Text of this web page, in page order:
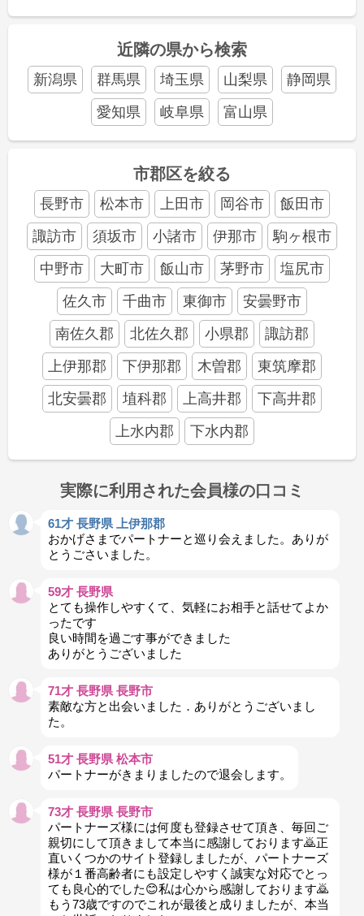
近隣の県から検索
新潟県 群馬県 埼玉県 山梨県
静岡県
愛知県
岐阜県 富山県
市郡区を絞る
長野市 松本市 上田市 岡谷市
飯田市
諏訪市
須坂市 小諸市 伊那市
駒ヶ根市
中野市
大町市 飯山市 茅野市
塩尻市
佐久市
千曲市 東御市
安曇野市
南佐久郡
北佐久郡 小県郡
諏訪郡
上伊那郡
下伊那郡 木曽郡
東筑摩郡
北安曇郡
埴科郡 上高井郡
下高井郡
上水内郡
下水内郡
実際に利用された会員様の口コミ
61才 長野県 上伊那郡
おかげさまでパートナーと巡り会えました。ありが
とうごさいました。
59才 長野県
とても操作しやすくて、気軽にお相手と話せてよか
ったです
良い時間を過ごす事ができました
ありがとうございました
71才 長野県 長野市
素敵な方と出会いました．ありがとうございまし
た。
51才 長野県 松本市
パートナーがきまりましたので退会します。
73才 長野県 長野市
パートナーズ様には何度も登録させて頂き、毎回ご
親切にして頂きまして本当に感謝しております🙇正
直いくつかのサイト登録しましたが、パートナーズ
様が１番高齢者にも設定しやすく誠実な対応でとっ
ても良心的でした😊私は心から感謝しております🙇
もう73歳ですのでこれが最後と成りましたが、本当